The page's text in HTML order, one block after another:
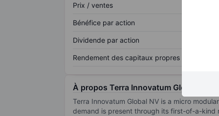
Prix / ventes
Bénéfice par action
Dividende par action
Rendement des capitaux propres
À propos Terra Innovatum Global N.V.
Terra Innovatum Global NV is a micro
demand is present through its first-of-a-kind